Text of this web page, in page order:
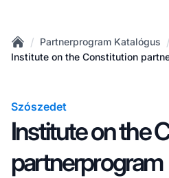
Home
/ Partnerprogram Katalógus /
Institute on the Constitution
Szószedet
Institute on the
partnerprogram